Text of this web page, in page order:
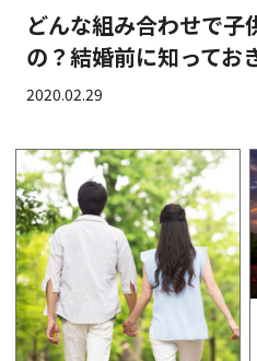
どんな組み合わせで子
の？結婚前に知ってお
2020.02.29